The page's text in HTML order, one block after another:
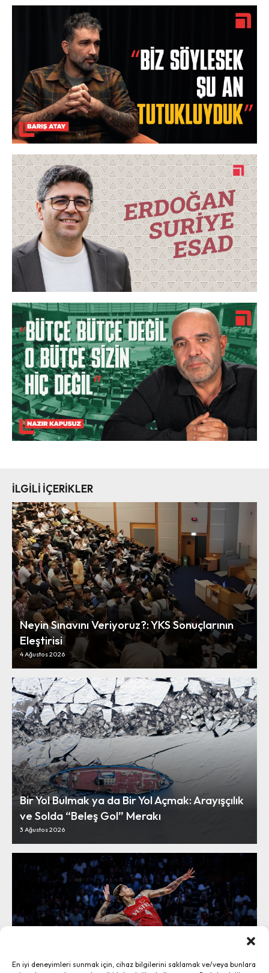
En iyi deneyimleri sunmak için, cihaz bilgilerini saklamak ve/veya bunlara
İLGİLİ İÇERİKLER
Neyin Sınavını Veriyoruz?: YKS Sonuçlarının
Eleştirisi
4 Ağustos 2026
Bir Yol Bulmak ya da Bir Yol Açmak: Arayışçılık
ve Solda “Beleş Gol” Merakı
3 Ağustos 2026
“Sosyalizme Rağmen Başarı” Miti